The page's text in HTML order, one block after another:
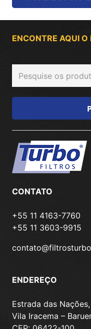
ENCONTRE AQUI O
CONTATO
+55 11 4163-7760
+55 11 3603-9915
ENDEREÇO
Estrada das
Vila Iracema –